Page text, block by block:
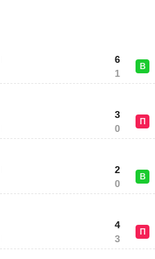
6
1
В
3
0
П
2
0
В
4
3
П